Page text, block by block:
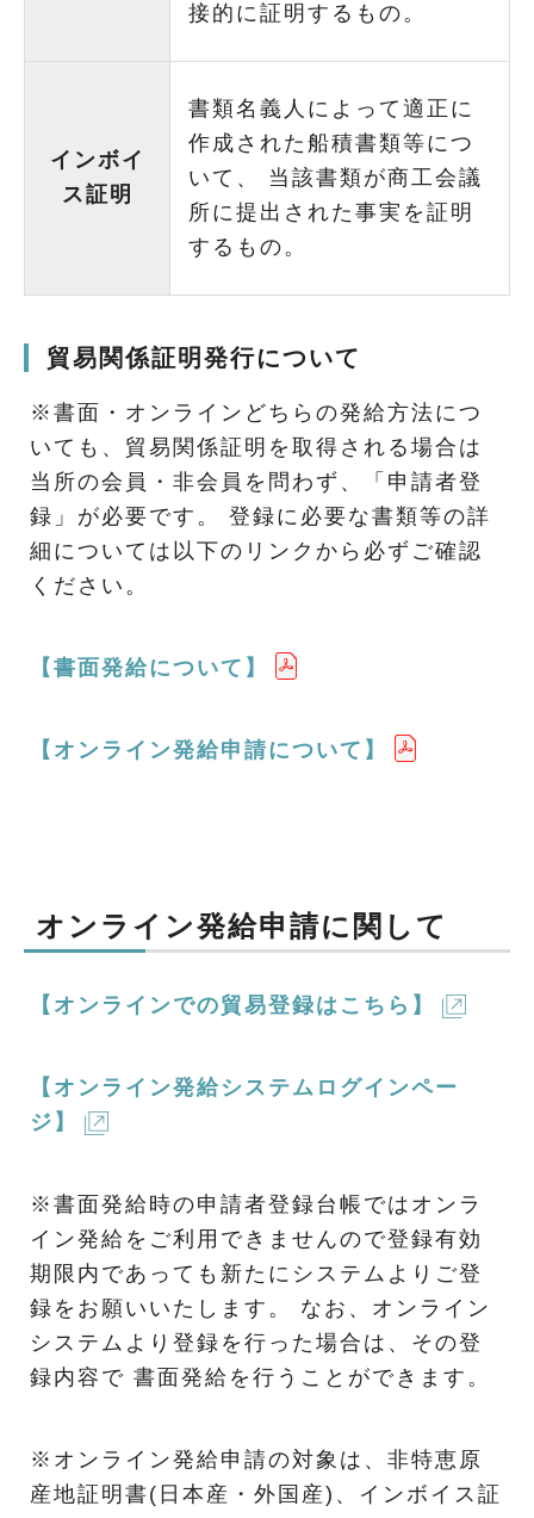
接的に証明するもの。
インボイ
ス証明
書類名義人によって適正に
作成された船積書類等につ
いて、 当該書類が商工会議
所に提出された事実を証明
するもの。
貿易関係証明発行について
※書面・オンラインどちらの発給方法につ
いても、貿易関係証明を取得される場合は
当所の会員・非会員を問わず、「申請者登
録」が必要です。 登録に必要な書類等の詳
細については以下のリンクから必ずご確認
ください。
【書面発給について】
【オンライン発給申請について】
オンライン発給申請に関して
【オンラインでの貿易登録はこちら】
【オンライン発給システムログインペー
ジ】
※書面発給時の申請者登録台帳ではオンラ
イン発給をご利用できませんので登録有効
期限内であっても新たにシステムよりご登
録をお願いいたします。 なお、オンライン
システムより登録を行った場合は、その登
録内容で 書面発給を行うことができます。
※オンライン発給申請の対象は、非特恵原
産地証明書(日本産・外国産)、インボイス証